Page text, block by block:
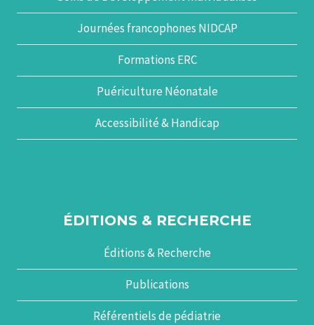
Journées francophones NIDCAP
Formations ERC
Puériculture Néonatale
Accessibilité & Handicap
ÉDITIONS & RECHERCHE
Éditions & Recherche
Publications
Référentiels de pédiatrie